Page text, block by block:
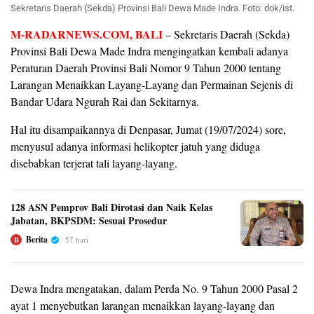
Sekretaris Daerah (Sekda) Provinsi Bali Dewa Made Indra. Foto: dok/ist.
M-RADARNEWS.COM, BALI– Sekretaris Daerah (Sekda)
Provinsi Bali Dewa Made Indra mengingatkan kembali adanya
Peraturan Daerah Provinsi Bali Nomor 9 Tahun 2000 tentang
Larangan Menaikkan Layang-Layang dan Permainan Sejenis di
Bandar Udara Ngurah Rai dan Sekitarnya.
Hal itu disampaikannya di Denpasar, Jumat (19/07/2024) sore,
menyusul adanya informasi helikopter jatuh yang diduga
disebabkan terjerat tali layang-layang.
128 ASN Pemprov Bali Dirotasi dan Naik Kelas
Jabatan, BKPSDM: Sesuai Prosedur
B Berita 57 hari
Dewa Indra mengatakan, dalam Perda No. 9 Tahun 2000 Pasal 2
ayat 1 menyebutkan larangan menaikkan layang-layang dan